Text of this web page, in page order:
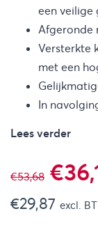
een veilige
Afgeronde
Versterkte
met een
In
Lees verder
€53,68
prijs
€
€29,87 excl.